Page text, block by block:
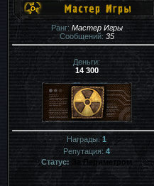
Ранг:Мастер Игры
Сообщений: 35
Деньги:
14 300
Награды:1
Репутация:4
Статус:
За Периметром